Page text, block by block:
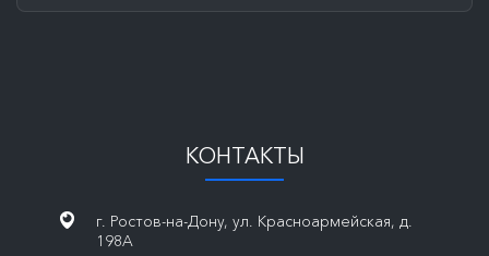
КОНТАКТЫ
г. Ростов-на-Дону, ул. Красноармейская, д.
198А